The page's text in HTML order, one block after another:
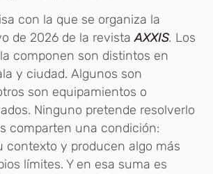
con la que se organiza la
de 2026 de la revistaAXXIS. Los
componen son distintos en
y ciudad. Algunos son
son equipamientos o
Ninguno pretende resolverlo
comparten una condición:
contexto y producen algo más
límites. Y en esa suma es